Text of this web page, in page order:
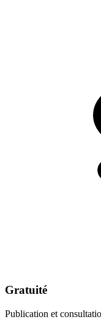
Gratuité
Publication et